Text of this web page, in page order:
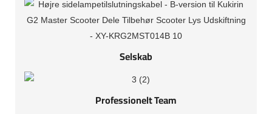
Selskab
Professionelt Team